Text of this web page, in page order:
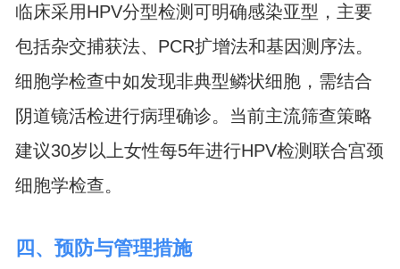
临床采用HPV分型检测可明确感染亚型，主要
包括杂交捕获法、PCR扩增法和基因测序法。
细胞学检查中如发现非典型鳞状细胞，需结合
阴道镜活检进行病理确诊。当前主流筛查策略
建议30岁以上女性每5年进行HPV检测联合宫颈
细胞学检查。
四、预防与管理措施